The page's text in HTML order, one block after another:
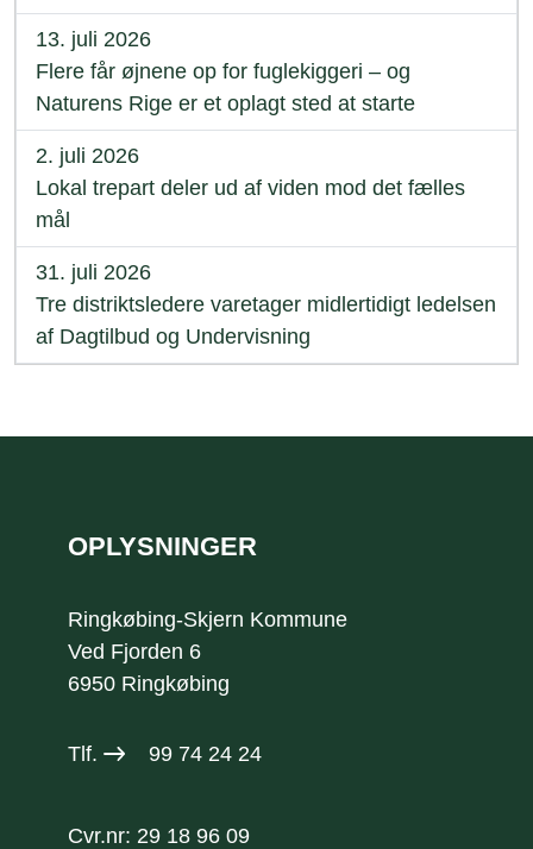
13. juli 2026
Flere får øjnene op for fuglekiggeri – og
Naturens Rige er et oplagt sted at starte
2. juli 2026
Lokal trepart deler ud af viden mod det fælles
mål
31. juli 2026
Tre distriktsledere varetager midlertidigt ledelsen
af Dagtilbud og Undervisning
OPLYSNINGER
Ringkøbing-Skjern Kommune
Ved Fjorden 6
6950 Ringkøbing
Tlf. 99 74 24 24
Cvr.nr: 29 18 96 09